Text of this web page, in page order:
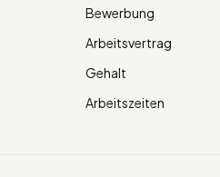
Bewerbung
Arbeitsvertrag
Gehalt
Arbeitszeiten